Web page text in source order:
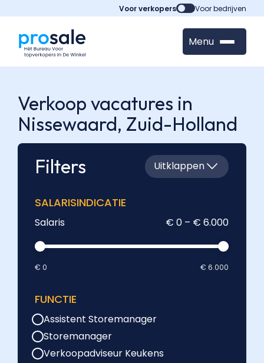
Voor verkopers Voor bedrijven
Menu
Verkoop vacatures in
Nissewaard, Zuid-Holland
Filters
Uitklappen
SALARISINDICATIE
Salaris € 0 – € 6.000
€ 0 € 6.000
FUNCTIE
Assistent Storemanager
Storemanager
Verkoopadviseur Keukens